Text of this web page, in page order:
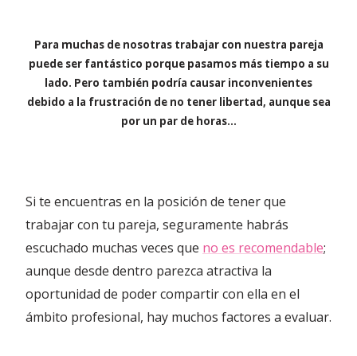
Para muchas de nosotras trabajar con nuestra pareja
puede ser fantástico porque pasamos más tiempo a su
lado. Pero también podría causar inconvenientes
debido a la frustración de no tener libertad, aunque sea
por un par de horas…
Si te encuentras en la posición de tener que
trabajar con tu pareja, seguramente habrás
escuchado muchas veces que no es recomendable;
aunque desde dentro parezca atractiva la
oportunidad de poder compartir con ella en el
ámbito profesional, hay muchos factores a evaluar.